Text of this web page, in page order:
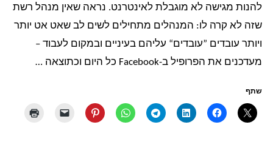
להנות מגישה לא מוגבלת לאינטרנט. נראה שאין מנהל רשת
שזה לא קרה לו: המנהלים מתחילים לשים לב שאט אט יותר
ויותר עובדים ”עובדים“ עליהם בעיניים ובמקום לעבוד –
מעדכנים את הפרופיל ב-Facebook כל היום וכתוצאה …
שתף